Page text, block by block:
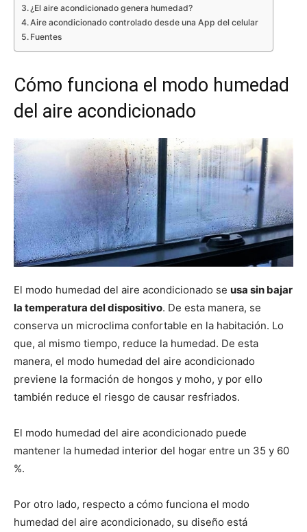
¿El aire acondicionado genera humedad?
Aire acondicionado controlado desde una App del celular
Fuentes
Cómo funciona el modo humedad
del aire acondicionado
El modo humedad del aire acondicionado se usa sin bajar
la temperatura del dispositivo. De esta manera, se
conserva un microclima confortable en la habitación. Lo
que, al mismo tiempo, reduce la humedad. De esta
manera, el modo humedad del aire acondicionado
previene la formación de hongos y moho, y por ello
también reduce el riesgo de causar resfriados.
El modo humedad del aire acondicionado puede
mantener la humedad interior del hogar entre un 35 y 60
%.
Por otro lado, respecto a cómo funciona el modo
humedad del aire acondicionado, su diseño está